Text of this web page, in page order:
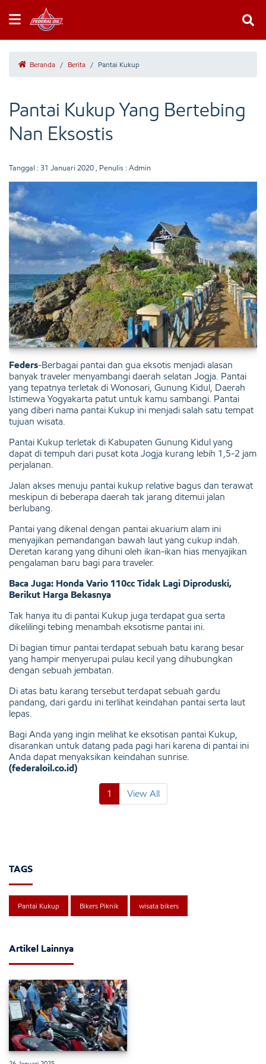
Beranda / Berita / Pantai Kukup
Pantai Kukup Yang Bertebing
Nan Eksostis
Tanggal : 31 Januari 2020 , Penulis : Admin
Feders-Berbagai pantai dan gua eksotis menjadi alasan
banyak traveler menyambangi daerah selatan Jogja. Pantai
yang tepatnya terletak di Wonosari, Gunung Kidul, Daerah
Istimewa Yogyakarta patut untuk kamu sambangi. Pantai
yang diberi nama pantai Kukup ini menjadi salah satu tempat
tujuan wisata.
Pantai Kukup terletak di Kabupaten Gunung Kidul yang
dapat di tempuh dari pusat kota Jogja kurang lebih 1,5-2 jam
perjalanan.
Jalan akses menuju pantai kukup relative bagus dan terawat
meskipun di beberapa daerah tak jarang ditemui jalan
berlubang.
Pantai yang dikenal dengan pantai akuarium alam ini
menyajikan pemandangan bawah laut yang cukup indah.
Deretan karang yang dihuni oleh ikan-ikan hias menyajikan
pengalaman baru bagi para traveler.
Baca Juga: Honda Vario 110cc Tidak Lagi Diproduski,
Berikut Harga Bekasnya
Tak hanya itu di pantai Kukup juga terdapat gua serta
dikelilingi tebing menambah eksotisme pantai ini.
Di bagian timur pantai terdapat sebuah batu karang besar
yang hampir menyerupai pulau kecil yang dihubungkan
dengan sebuah jembatan.
Di atas batu karang tersebut terdapat sebuah gardu
pandang, dari gardu ini terlihat keindahan pantai serta laut
lepas.
Bagi Anda yang ingin melihat ke eksotisan pantai Kukup,
disarankan untuk datang pada pagi hari karena di pantai ini
Anda dapat menyaksikan keindahan sunrise.
(federaloil.co.id)
1 View All
TAGS
Pantai Kukup Bikers Piknik wisata bikers
Artikel Lainnya